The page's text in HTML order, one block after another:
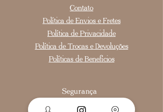
Contato
Política de Envios e Fretes
Política de Privacidade
Política de Trocas e Devoluções
Políticas de Benefícios
Segurança
Ambiente 100% Seguro.